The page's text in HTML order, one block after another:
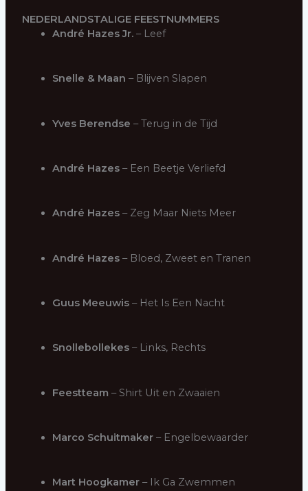
NEDERLANDSTALIGE FEESTNUMMERS
André Hazes Jr. – Leef
Snelle & Maan – Blijven Slapen
Yves Berendse – Terug in de Tijd
André Hazes – Een Beetje Verliefd
André Hazes – Zeg Maar Niets Meer
André Hazes – Bloed, Zweet en Tranen
Guus Meeuwis – Het Is Een Nacht
Snollebollekes – Links, Rechts
Feestteam – Shirt Uit en Zwaaien
Marco Schuitmaker – Engelbewaarder
Mart Hoogkamer – Ik Ga Zwemmen